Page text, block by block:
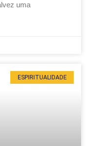
uma
ESPIRITUALIDADE